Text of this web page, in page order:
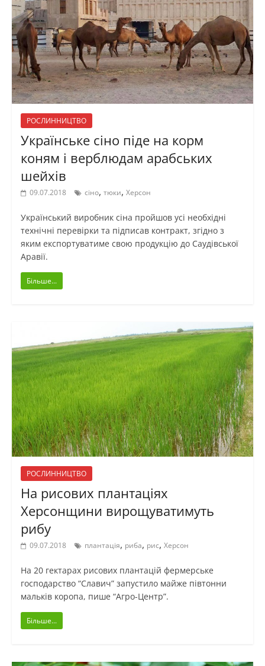
РОСЛИННИЦТВО
Українське сіно піде на корм
коням і верблюдам арабських
шейхів
09.07.2018 сіно, тюки, Херсон
Український виробник сіна пройшов усі необхідні
технічні перевірки та підписав контракт, згідно з
яким експортуватиме свою продукцію до Саудівської
Аравії.
Більше...
РОСЛИННИЦТВО
На рисових плантаціях
Херсонщини вирощуватимуть
рибу
09.07.2018 плантація, риба, рис, Херсон
На 20 гектарах рисових плантацій фермерське
господарство “Славич” запустило майже півтонни
мальків коропа, пише “Агро-Центр”.
Більше...